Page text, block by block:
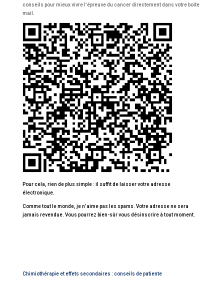
conseils pour mieux vivre l’épreuve du cancer directement dans votre boite
mail.
Pour cela, rien de plus simple : il suffit de laisser votre adresse
électronique.
Comme tout le monde, je n’aime pas les spams. Votre adresse ne sera
jamais revendue. Vous pourrez bien-sûr vous désinscrire à tout moment.
Chimiothérapie et effets secondaires : conseils de patiente